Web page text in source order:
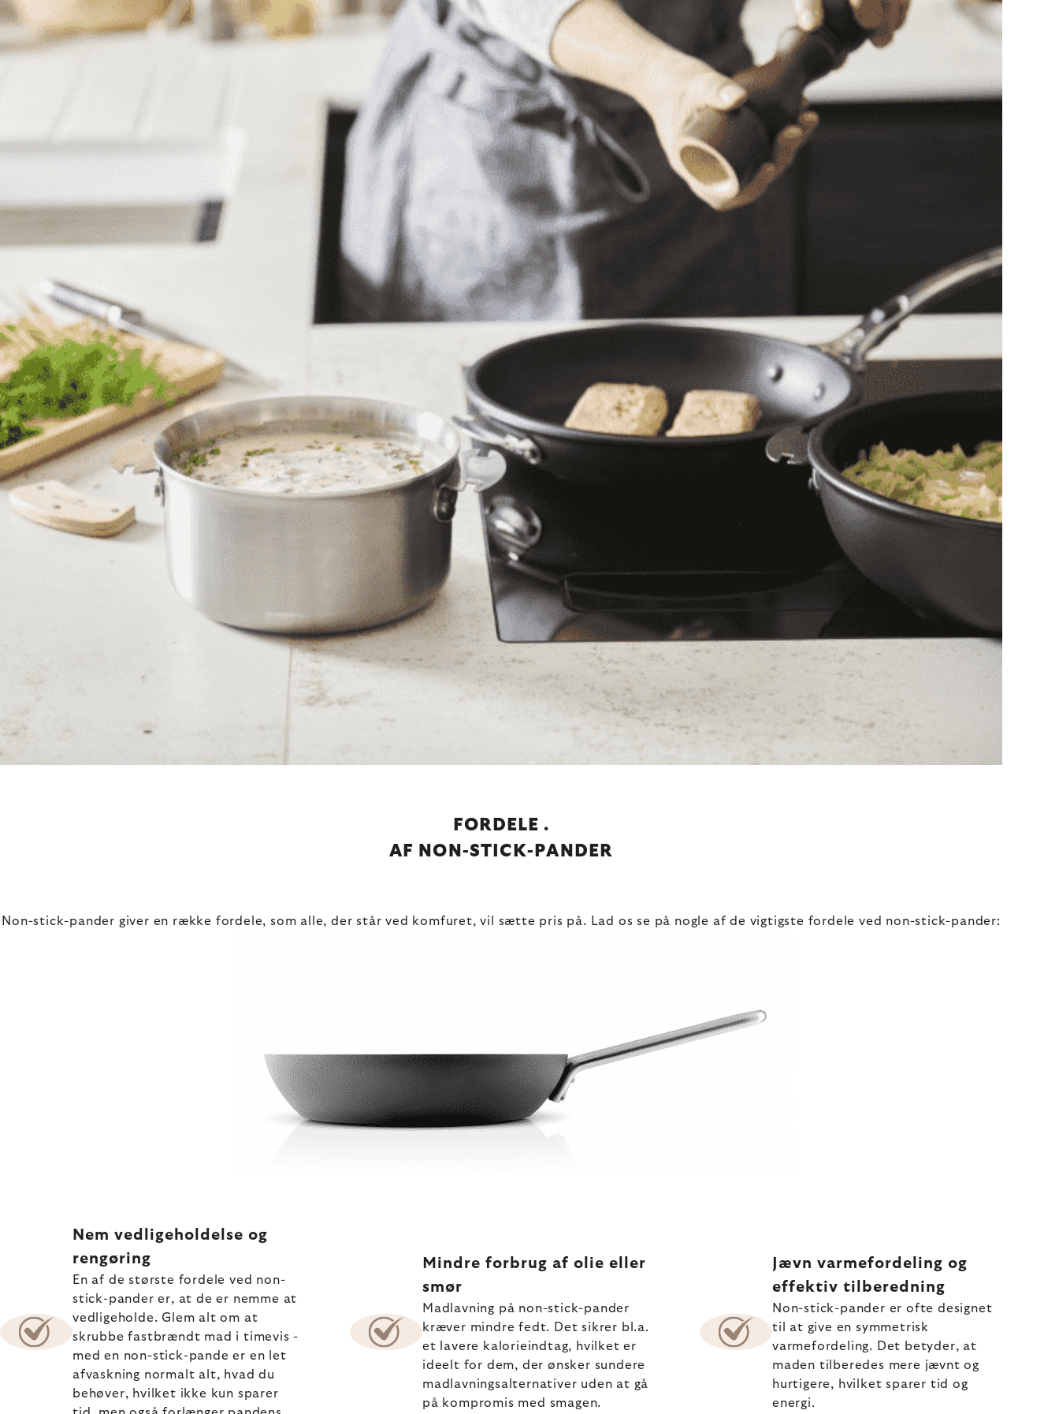
FORDELE .
AF NON-STICK-PANDER
Non-stick-pander giver en række fordele, som alle, der står ved komfuret, vil sætte pris på. Lad os se på nogle af de vigtigste fordele ved non-stick-pander:
Nem vedligeholdelse og
rengøring
En af de største fordele ved non-
stick-pander er, at de er nemme at
vedligeholde. Glem alt om at
skrubbe fastbrændt mad i timevis -
med en non-stick-pande er en let
afvaskning normalt alt, hvad du
behøver, hvilket ikke kun sparer
Mindre forbrug af olie eller
smør
Madlavning på non-stick-pander
kræver mindre fedt. Det sikrer bl.a.
et lavere kalorieindtag, hvilket er
ideelt for dem, der ønsker sundere
madlavningsalternativer uden at gå
på kompromis med smagen.
Jævn varmefordeling og
effektiv tilberedning
Non-stick-pander er ofte designet
til at give en symmetrisk
varmefordeling. Det betyder, at
maden tilberedes mere jævnt og
hurtigere, hvilket sparer tid og
energi.